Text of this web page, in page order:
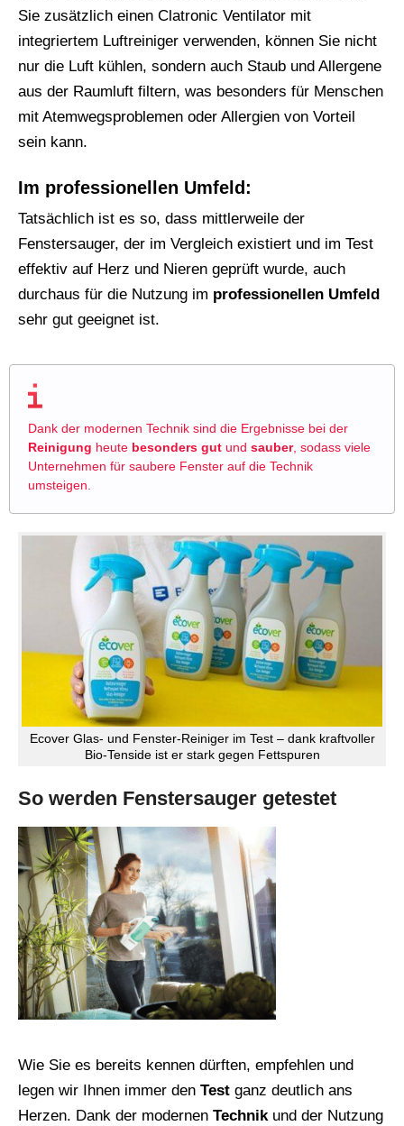
Sie zusätzlich einen Clatronic Ventilator mit
integriertem Luftreiniger verwenden, können Sie nicht
nur die Luft kühlen, sondern auch Staub und Allergene
aus der Raumluft filtern, was besonders für Menschen
mit Atemwegsproblemen oder Allergien von Vorteil
sein kann.
Im professionellen Umfeld:
Tatsächlich ist es so, dass mittlerweile der
Fenstersauger, der im Vergleich existiert und im Test
effektiv auf Herz und Nieren geprüft wurde, auch
durchaus für die Nutzung im professionellen Umfeld
sehr gut geeignet ist.
Dank der modernen Technik sind die Ergebnisse bei der
Reinigung heute besonders gut und sauber, sodass viele
Unternehmen für saubere Fenster auf die Technik
umsteigen.
Ecover Glas- und Fenster-Reiniger im Test – dank kraftvoller
Bio-Tenside ist er stark gegen Fettspuren
So werden Fenstersauger getestet
Wie Sie es bereits kennen dürften, empfehlen und
legen wir Ihnen immer den Test ganz deutlich ans
Herzen. Dank der modernen Technikund der Nutzung